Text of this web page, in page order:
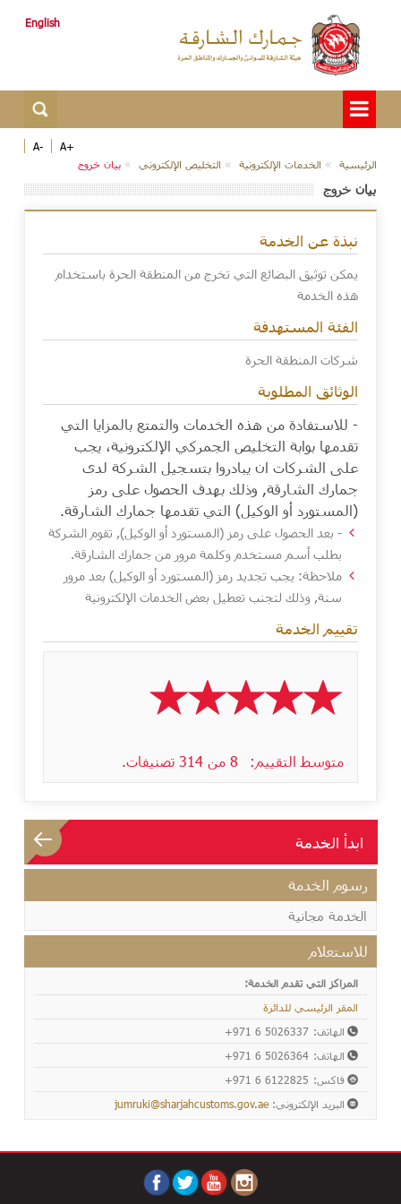
English
+A
-A
الرئيسية
الخدمات الإلكترونية التخليص الإلكتروني بيان خروج
بيان خروج
نبذة عن الخدمة
يمكن توثيق البضائع التي تخرج من المنطقة الحرة باستخدام
هذه الخدمة
الفئة المستهدفة
شركات المنطقة الحرة
الوثائق المطلوبة
- للاستفادة من هذه الخدمات والتمتع بالمزايا التي
تقدمها بوابة التخليص الجمركي الإلكترونية، يجب
على الشركات ان يبادروا بتسجيل الشركة لدى
جمارك الشارقة, وذلك بهدف الحصول على رمز
(المستورد أو الوكيل) التي تقدمها جمارك الشارقة.
- بعد الحصول على رمز (المستورد أو الوكيل), تقوم الشركة
بطلب أسم مستخدم وكلمة مرور من جمارك الشارقة.
ملاحظة: يجب تجديد رمز (المستورد أو الوكيل) بعد مرور
سنة, وذلك لتجنب تعطيل بعض الخدمات الإلكترونية
تقييم الخدمة
متوسط التقييم: 8 من 314 تصنيفات.
ابدأ الخدمة
رسوم الخدمة
الخدمة مجانية
للاستعلام
المراكز التي تقدم الخدمة:
المقر الرئيسي للدائرة
+971 6 5026337 الهاتف:
+971 6 5026364 الهاتف:
+971 6 6122825 فاكس:
البريد الإلكتروني: jumruki@sharjahcustoms.gov.ae